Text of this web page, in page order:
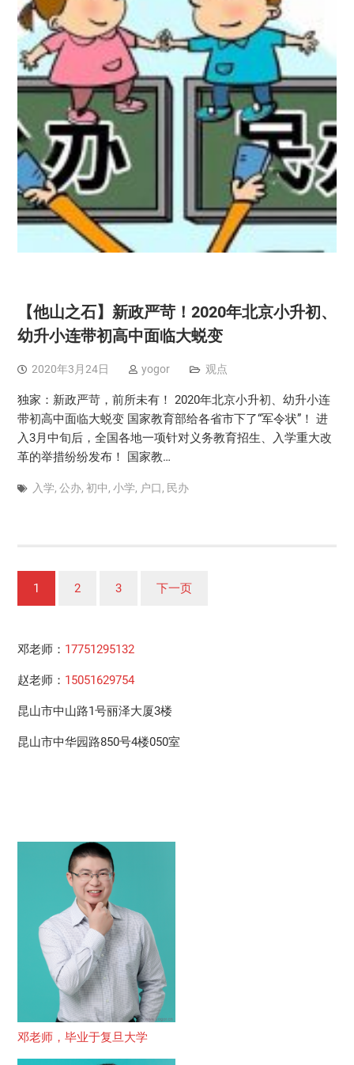
【他山之石】新政严苛！2020年北京小升初、
幼升小连带初高中面临大蜕变
2020年3月24日 yogor 观点
独家：新政严苛，前所未有！ 2020年北京小升初、幼升小连
带初高中面临大蜕变 国家教育部给各省市下了“军令状”！ 进
入3月中旬后，全国各地一项针对义务教育招生、入学重大改
革的举措纷纷发布！ 国家教…
入学, 公办, 初中, 小学, 户口, 民办
章
页
1 2 3 下一页
邓老师： 17751295132
赵老师： 15051629754
昆山市中山路1号丽泽大厦3楼
昆山市中华园路850号4楼050室
邓老师，毕业于复旦大学